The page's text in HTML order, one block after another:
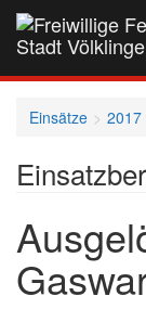
Einsätze 2017